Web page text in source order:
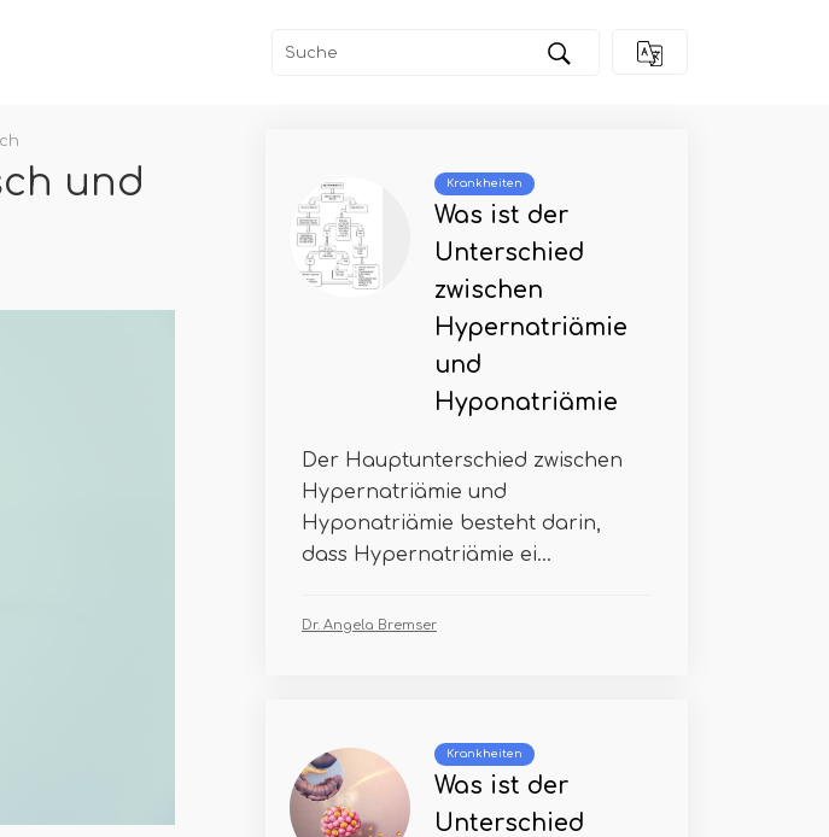
und
Krankheiten
Was ist der
Unterschied
zwischen
Hypernatriämie
und
Hyponatriämie
Der Hauptunterschied zwischen
Hypernatriämie und
Hyponatriämie besteht darin,
dass Hypernatriämie ei...
Dr. Angela Bremser
Krankheiten
Was ist der
Unterschied